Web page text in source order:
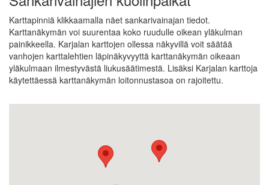
Karttapinniä klikkaamalla näet sankarivainajan tiedot.
Karttanäkymän voi suurentaa koko ruudulle oikean yläkulman
painikkeella. Karjalan karttojen ollessa näkyvillä voit säätää
vanhojen karttalehtien läpinäkyvyyttä karttanäkymän oikeaan
yläkulmaan ilmestyvästä liukusäätimestä. Lisäksi Karjalan karttoja
käytettäessä karttanäkymän loitonnustasoa on rajoitettu.